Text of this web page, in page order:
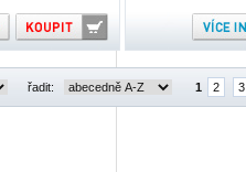
řadit: 1 2 3